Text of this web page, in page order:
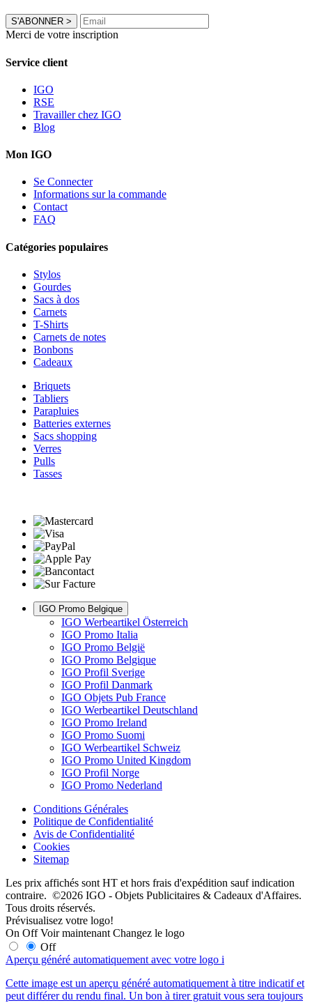
S'ABONNER >
Merci de votre inscription
Service client
IGO
RSE
Travailler chez IGO
Blog
Mon IGO
Se Connecter
Informations sur la commande
Contact
FAQ
Catégories populaires
Stylos
Gourdes
Sacs à dos
Carnets
T-Shirts
Carnets de notes
Bonbons
Cadeaux
Briquets
Tabliers
Parapluies
Batteries externes
Sacs shopping
Verres
Pulls
Tasses
IGO Promo Belgique
IGO Werbeartikel Österreich
IGO Promo Italia
IGO Promo België
IGO Promo Belgique
IGO Profil Sverige
IGO Profil Danmark
IGO Objets Pub France
IGO Werbeartikel Deutschland
IGO Promo Ireland
IGO Promo Suomi
IGO Werbeartikel Schweiz
IGO Promo United Kingdom
IGO Profil Norge
IGO Promo Nederland
Conditions Générales
Politique de Confidentialité
Avis de Confidentialité
Cookies
Sitemap
Les prix affichés sont HT et hors frais d'expédition sauf indication
contraire. ©2026 IGO - Objets Publicitaires & Cadeaux d'Affaires.
Tous droits réservés.
Prévisualisez votre logo!
On Off Voir maintenant Changez le logo
Off
Aperçu généré automatiquement avec votre logo i
Cette image est un aperçu généré automatiquement à titre indicatif et
peut différer du rendu final. Un bon à tirer gratuit vous sera toujours